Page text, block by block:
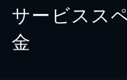
サービスス
金